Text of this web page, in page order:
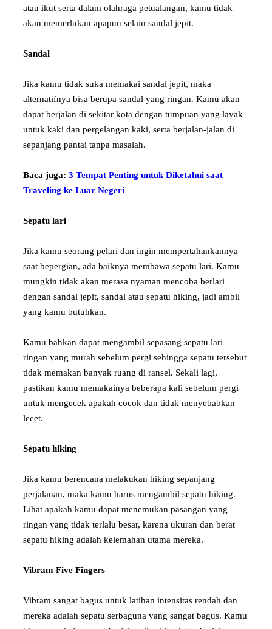
atau ikut serta dalam olahraga petualangan, kamu tidak
akan memerlukan apapun selain sandal jepit.
Sandal
Jika kamu tidak suka memakai sandal jepit, maka
alternatifnya bisa berupa sandal yang ringan. Kamu akan
dapat berjalan di sekitar kota dengan tumpuan yang layak
untuk kaki dan pergelangan kaki, serta berjalan-jalan di
sepanjang pantai tanpa masalah.
Baca juga: 3 Tempat Penting untuk Diketahui saat
Traveling ke Luar Negeri
Sepatu lari
Jika kamu seorang pelari dan ingin mempertahankannya
saat bepergian, ada baiknya membawa sepatu lari. Kamu
mungkin tidak akan merasa nyaman mencoba berlari
dengan sandal jepit, sandal atau sepatu hiking, jadi ambil
yang kamu butuhkan.
Kamu bahkan dapat mengambil sepasang sepatu lari
ringan yang murah sebelum pergi sehingga sepatu tersebut
tidak memakan banyak ruang di ransel. Sekali lagi,
pastikan kamu memakainya beberapa kali sebelum pergi
untuk mengecek apakah cocok dan tidak menyebabkan
lecet.
Sepatu hiking
Jika kamu berencana melakukan hiking sepanjang
perjalanan, maka kamu harus mengambil sepatu hiking.
Lihat apakah kamu dapat menemukan pasangan yang
ringan yang tidak terlalu besar, karena ukuran dan berat
sepatu hiking adalah kelemahan utama mereka.
Vibram Five Fingers
Vibram sangat bagus untuk latihan intensitas rendah dan
mereka adalah sepatu serbaguna yang sangat bagus. Kamu